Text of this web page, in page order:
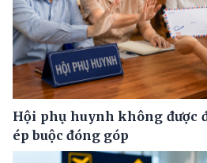
Hội phụ huynh không được
ép buộc đóng góp